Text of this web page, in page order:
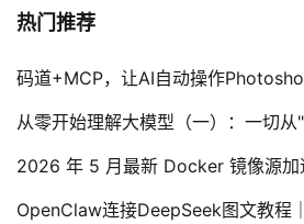
热门推荐
码道+MCP，让AI自动操作
从零开始理解大模型（一）：一切
2026 年 5 月最新 Docker 镜像源加
OpenClaw连接DeepSeek图文教程